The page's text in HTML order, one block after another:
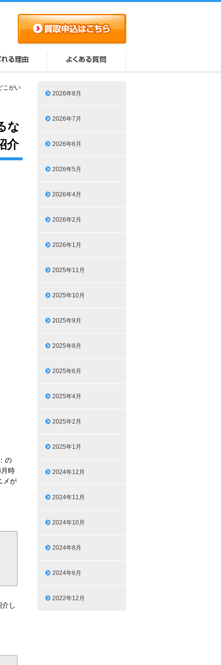
こがい
な
介
の
時
メが
し
2026年8月
2026年7月
2026年6月
2026年5月
2026年4月
2026年2月
2026年1月
2025年11月
2025年10月
2025年9月
2025年8月
2025年6月
2025年4月
2025年2月
2025年1月
2024年12月
2024年11月
2024年10月
2024年8月
2024年6月
2022年12月